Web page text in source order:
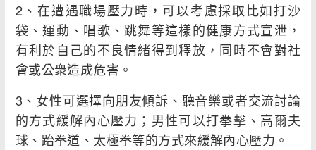
2、在遭遇職場壓力時，可以考慮採取比如打沙
袋、運動、唱歌、跳舞等這樣的健康方式宣泄，
有利於自己的不良情緒得到釋放，同時不會對社
會或公衆造成危害。
3、女性可選擇向朋友傾訴、聽音樂或者交流討論
的方式緩解內心壓力；男性可以打拳擊、高爾夫
球、跆拳道、太極拳等的方式來緩解內心壓力。